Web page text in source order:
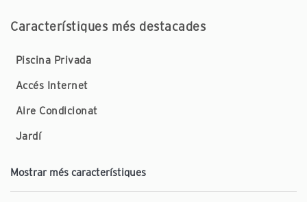
Característiques més destacades
Piscina Privada
Accés Internet
Aire Condicionat
Jardí
Mostrar més característiques